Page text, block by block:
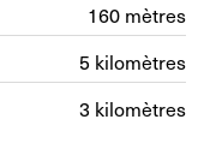
160 mètres
5 kilomètres
3 kilomètres